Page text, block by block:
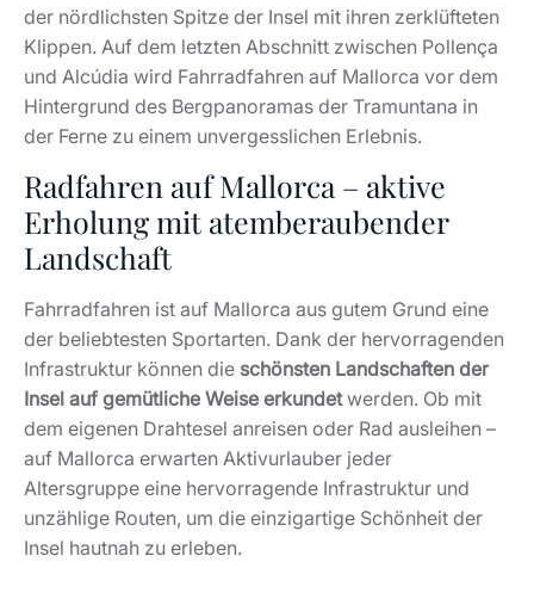
der nördlichsten Spitze der Insel mit ihren zerklüfteten
Klippen. Auf dem letzten Abschnitt zwischen Pollença
und Alcúdia wird Fahrradfahren auf Mallorca vor dem
Hintergrund des Bergpanoramas der Tramuntana in
der Ferne zu einem unvergesslichen Erlebnis.
Radfahren auf Mallorca – aktive
Erholung mit atemberaubender
Landschaft
Fahrradfahren ist auf Mallorca aus gutem Grund eine
der beliebtesten Sportarten. Dank der hervorragenden
Infrastruktur können die schönsten Landschaften der
Insel auf gemütliche Weise erkundetwerden. Ob mit
dem eigenen Drahtesel anreisen oder Rad ausleihen –
auf Mallorca erwarten Aktivurlauber jeder
Altersgruppe eine hervorragende Infrastruktur und
unzählige Routen, um die einzigartige Schönheit der
Insel hautnah zu erleben.